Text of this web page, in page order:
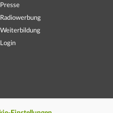
Presse
Radiowerbung
Weiterbildung
Login